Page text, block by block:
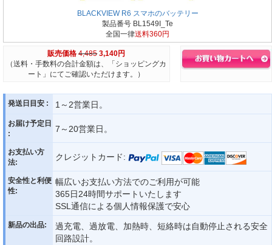
BLACKVIEW R6 スマホのバッテリー
製品番号 BL1549I_Te
全国一律送料360円
販売価格 4,485 3,140円
（送料・手数料の合計金額は、「ショッピングカ
ート」にてご確認いただけます。）
発送日目安 : 1～2営業日。
お届け予定日
:
7～20営業日。
お支払い方
法:
クレジットカード:
安全性と利便
性:
幅広いお支払い方法でのご利用が可能
365日24時間サポートいたします
SSL通信による個人情報保護で安心
新品の出品:
過充電、過放電、加熱時、短絡時は自動停止される安全
回路設計。